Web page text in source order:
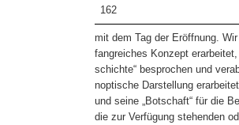
162
mit dem Tag der Eröffnung.
fangreiches Konzept
schichte“ besprochen und
noptische Darstellung
und seine „Botschaft“ für die
die zur Verfügung stehenden